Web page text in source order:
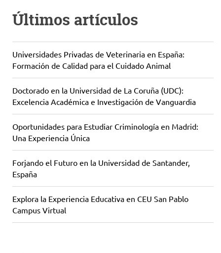
Últimos artículos
Universidades Privadas de Veterinaria en España:
Formación de Calidad para el Cuidado Animal
Doctorado en la Universidad de La Coruña (UDC):
Excelencia Académica e Investigación de Vanguardia
Oportunidades para Estudiar Criminología en Madrid:
Una Experiencia Única
Forjando el Futuro en la Universidad de Santander,
España
Explora la Experiencia Educativa en CEU San Pablo
Campus Virtual